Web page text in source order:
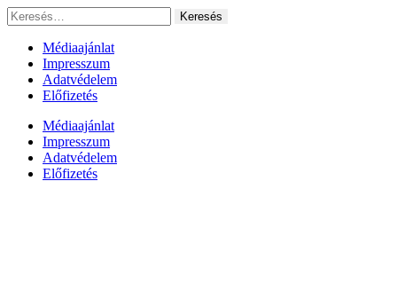
Ugrás
a
tartalomhoz
Keresés:
Médiaajánlat
Impresszum
Adatvédelem
Előfizetés
Médiaajánlat
Impresszum
Adatvédelem
Előfizetés